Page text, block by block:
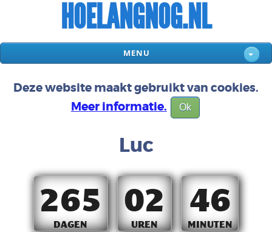
HOELANGNOG.NL
MENU
Deze website maakt gebruikt van cookies.
Meer informatie.
Ok
Luc
265
DAGEN
02
UREN
46
MINUTEN